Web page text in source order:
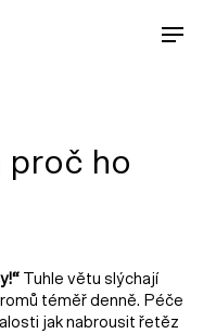
proč ho
Tuhle větu slýchají
téměř denně. Péče
jak nabrousit řetěz